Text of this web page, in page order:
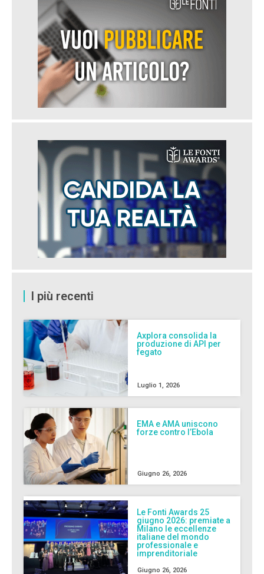
I più recenti
Axplora consolida la
produzione di API per
fegato
Luglio 1, 2026
EMA e AMA uniscono
forze contro l’Ebola
Giugno 26, 2026
Le Fonti Awards 25
giugno 2026: premiate a
Milano le eccellenze
italiane del mondo
professionale e
imprenditoriale
Giugno 26, 2026